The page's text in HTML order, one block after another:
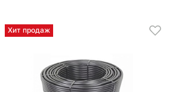
Хит продаж